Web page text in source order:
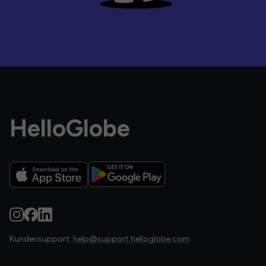
HelloGlobe
Kundensupport: help@support.helloglobe.com